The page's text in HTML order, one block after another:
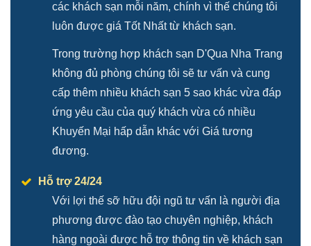
các khách sạn mỗi năm, chính vì thế chúng tôi
luôn được giá Tốt Nhất từ khách sạn.
Trong trường hợp khách sạn D'Qua Nha Trang
không đủ phòng chúng tôi sẽ tư vấn và cung
cấp thêm nhiều khách sạn 5 sao khác vừa đáp
ứng yêu cầu của quý khách vừa có nhiều
Khuyến Mại hấp dẫn khác với Giá tương
đương.
Hỗ trợ 24/24
Với lợi thế sỡ hữu đội ngũ tư vấn là người địa
phương được đào tạo chuyên nghiệp, khách
hàng ngoài được hỗ trợ thông tin về khách sạn